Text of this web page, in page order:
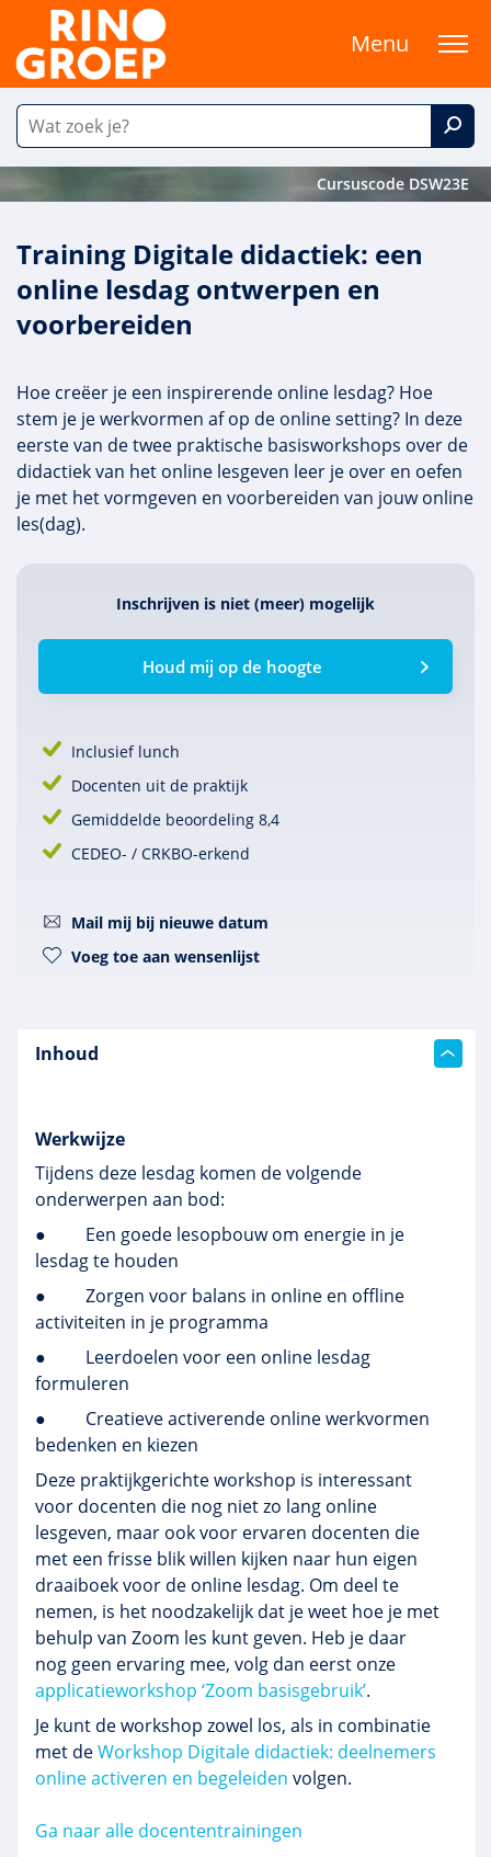
Menu
Cursuscode DSW23E
Training Digitale didactiek: een
online lesdag ontwerpen en
voorbereiden
Hoe creëer je een inspirerende online lesdag? Hoe
stem je je werkvormen af op de online setting? In deze
eerste van de twee praktische basisworkshops over de
didactiek van het online lesgeven leer je over en oefen
je met het vormgeven en voorbereiden van jouw online
les(dag).
Inschrijven is niet (meer) mogelijk
Houd mij op de hoogte
Inclusief lunch
Docenten uit de praktijk
Gemiddelde beoordeling 8,4
CEDEO- / CRKBO-erkend
Mail mij bij nieuwe datum
Voeg toe aan wensenlijst
Inhoud
Werkwijze
Tijdens deze lesdag komen de volgende
onderwerpen aan bod:
●
Een goede lesopbouw om energie in je
lesdag te houden
●
Zorgen voor balans in online en offline
activiteiten in je programma
●
Leerdoelen voor een online lesdag
formuleren
●
Creatieve activerende online werkvormen
bedenken en kiezen
Deze praktijkgerichte workshop is interessant
voor docenten die nog niet zo lang online
lesgeven, maar ook voor ervaren docenten die
met een frisse blik willen kijken naar hun eigen
draaiboek voor de online lesdag. Om deel te
nemen, is het noodzakelijk dat je weet hoe je met
behulp van Zoom les kunt geven. Heb je daar
nog geen ervaring mee, volg dan eerst onze
applicatieworkshop ‘Zoom basisgebruik’.
Je kunt de workshop zowel los, als in combinatie
met deWorkshop Digitale didactiek: deelnemers
online activeren en begeleiden volgen.
Ga naar alle docententrainingen